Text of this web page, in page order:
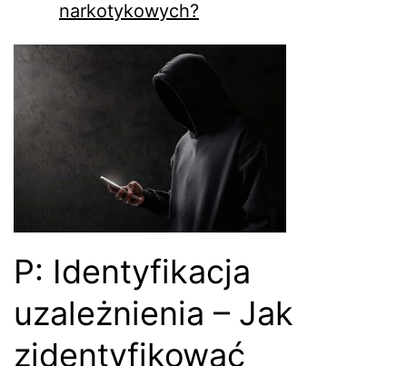
narkotykowych?
P: Identyfikacja
uzależnienia – Jak
zidentyfikować